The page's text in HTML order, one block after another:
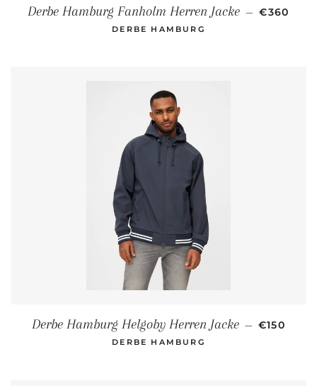
Derbe Hamburg Fanholm Herren Jacke — €360
DERBE HAMBURG
Derbe Hamburg Helgoby Herren Jacke — €150
DERBE HAMBURG